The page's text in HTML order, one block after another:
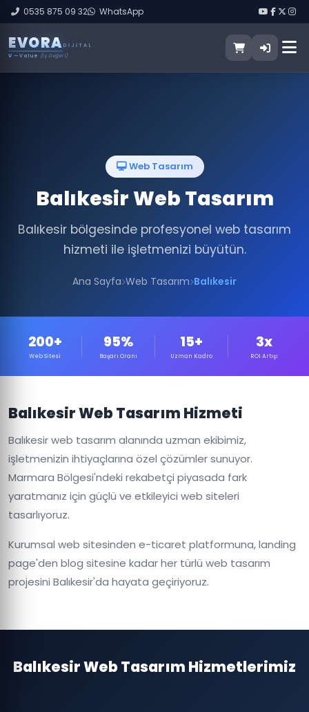
0535 875 09 32 WhatsApp
EVORA DIJITAL
V — Value (İş Değeri)
Web Tasarım
Balıkesir Web Tasarım
Balıkesir bölgesinde profesyonel web tasarım
hizmeti ile işletmenizi büyütün.
Ana Sayfa Web Tasarım Balıkesir
200+
Web Sitesi
95%
Başarı Oranı
15+
Uzman Kadro
3x
ROI Artışı
Balıkesir Web Tasarım Hizmeti
Balıkesir web tasarım alanında uzman ekibimiz,
işletmenizin ihtiyaçlarına özel çözümler sunuyor.
Marmara Bölgesi'ndeki rekabetçi piyasada fark
yaratmanız için güçlü ve etkileyici web siteleri
tasarlıyoruz.
Kurumsal web sitesinden e-ticaret platformuna, landing
page'den blog sitesine kadar her türlü web tasarım
projesini Balıkesir'da hayata geçiriyoruz.
Balıkesir Web Tasarım Hizmetlerimiz